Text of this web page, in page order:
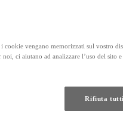
cookie vengano memorizzati sul vostro
ci aiutano ad analizzare l’uso del sito
Rifiuta tutti